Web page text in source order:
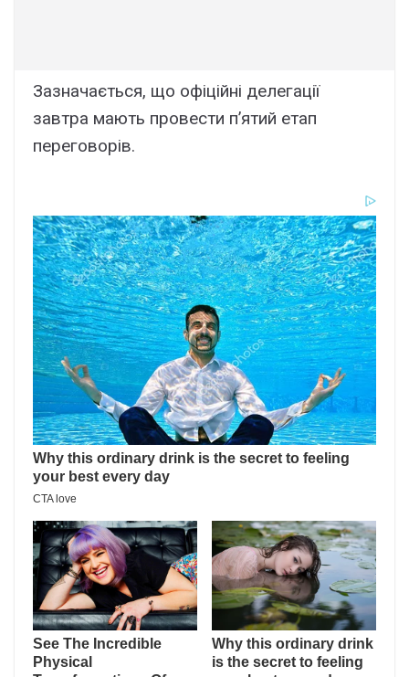
Зазначається, що офіційні делегації
завтра мають провести п’ятий етап
переговорів.